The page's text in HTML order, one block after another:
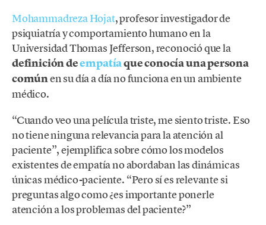
Mohammadreza Hojat, profesor investigador de
psiquiatría y comportamiento humano en la
Universidad Thomas Jefferson, reconoció que la
definición deempatíaque conocía una persona
comúnen su día a día no funciona en un ambiente
médico.
“Cuando veo una película triste, me siento triste. Eso
no tiene ninguna relevancia para la atención al
paciente”, ejemplifica sobre cómo los modelos
existentes de empatía no abordaban las dinámicas
únicas médico-paciente. “Pero sí es relevante si
preguntas algo como ¿es importante ponerle
atención a los problemas del paciente?”